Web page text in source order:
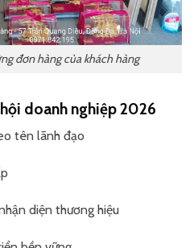
đơn hàng của khách hàng
doanh nghiệp 2026
tên lãnh đạo
diện thương hiệu